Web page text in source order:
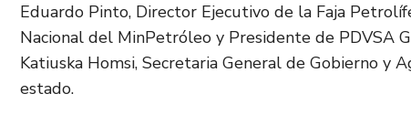
Eduardo Pinto, Director Ejecutivo de la Faja
Nacional del MinPetróleo y Presidente de PDVSA
Katiuska Homsi, Secretaria General de Gobierno y
estado.